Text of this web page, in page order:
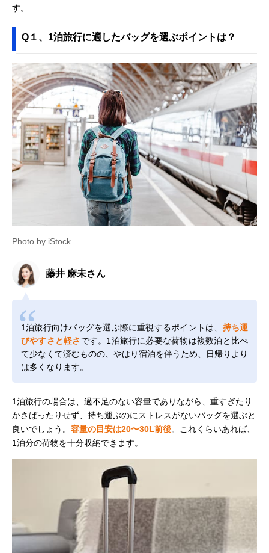
す。
Q１、1泊旅行に適したバッグを選ぶポイントは？
Photo by iStock
藤井 麻未さん
1泊旅行向けバッグを選ぶ際に重視するポイントは、 持ち運
びやすさと軽さ です。1泊旅行に必要な荷物は複数泊と比べ
て少なくて済むものの、やはり宿泊を伴うため、日帰りより
は多くなります。
1泊旅行の場合は、過不足のない容量でありながら、重すぎたり
かさばったりせず、持ち運ぶのにストレスがないバッグを選ぶと
良いでしょう。 容量の目安は20〜30L前後。これくらいあれば、
1泊分の荷物を十分収納できます。